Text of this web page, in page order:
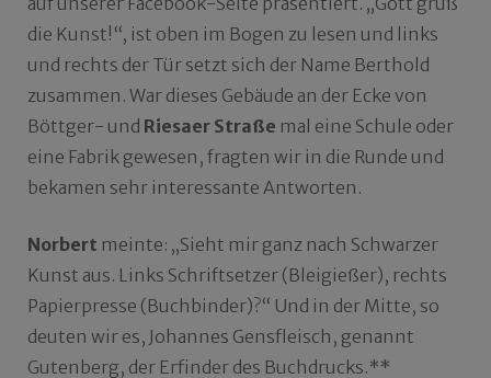
die Kunst!“, ist oben im Bogen zu lesen und links
und rechts der Tür setzt sich der Name Berthold
zusammen. War dieses Gebäude an der Ecke von
Böttger- und Riesaer Straße mal eine Schule oder
eine Fabrik gewesen, fragten wir in die Runde und
bekamen sehr interessante Antworten.
Norbert meinte: „Sieht mir ganz nach Schwarzer
Kunst aus. Links Schriftsetzer (Bleigießer), rechts
Papierpresse (Buchbinder)?“ Und in der Mitte, so
deuten wir es, Johannes Gensfleisch, genannt
Gutenberg, der Erfinder des Buchdrucks.**